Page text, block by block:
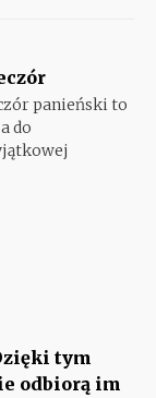
panieński to
do
tym
odbiorą im